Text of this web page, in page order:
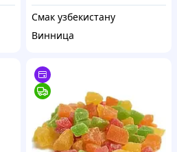
Смак узбекистану
Винница